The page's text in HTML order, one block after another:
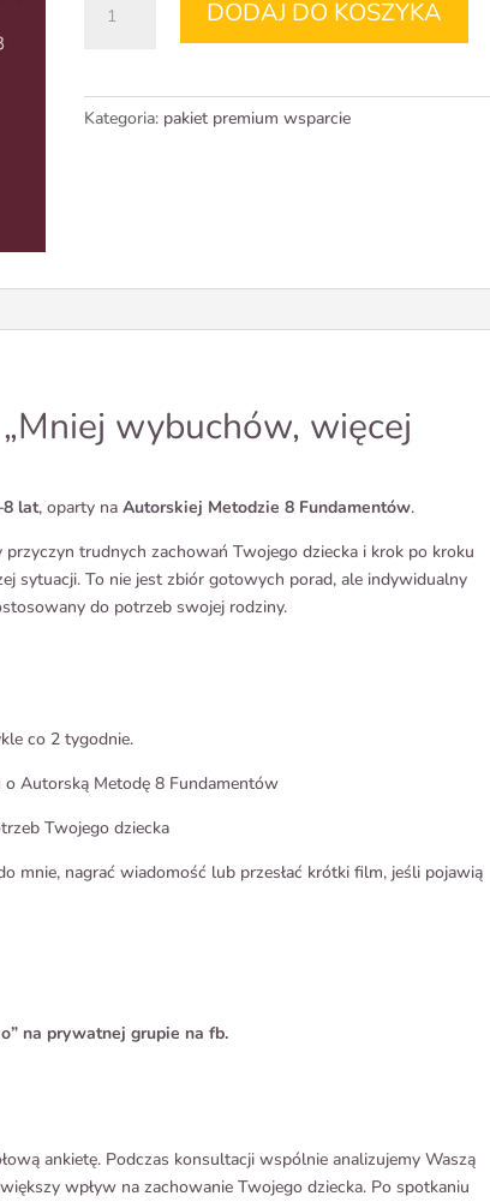
Mniej
Program
DODAJ DO KOSZYKA
Kategoria: pakiet premium wsparcie
wybuchów, więcej
lat, oparty naAutorskiej Metodzie 8 Fundamentów.
trudnych zachowań Twojego dziecka i krok po kroku
sytuacji. To nie jest zbiór gotowych porad, ale indywidualny
do potrzeb swojej rodziny.
co 2 tygodnie.
Autorską Metodę 8 Fundamentów
Twojego dziecka
mnie, nagrać wiadomość lub przesłać krótki film, jeśli pojawią
na prywatnej grupie na fb.
ankietę. Podczas konsultacji wspólnie analizujemy Waszą
wpływ na zachowanie Twojego dziecka. Po spotkaniu